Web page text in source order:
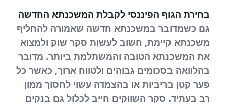
בחירת הגוף הפיננסי לקבלת המשכנתא החדשה
גם כשמדובר במשכנתא חדשה שאמורה להחליף
משכנתא קיימת, חשוב לעשות סקר שוק ולמצוא
את המשכנתא הטובה והמשתלמת ביותר. מדובר
בהלוואה בסכומים גבוהים ולטווח ארוך, כאשר כל
פער קטן בריביות או בהצמדה עשוי לחסוך ממון
רב בעתיד. סקר השווקים חייב לכלול גם בנקים